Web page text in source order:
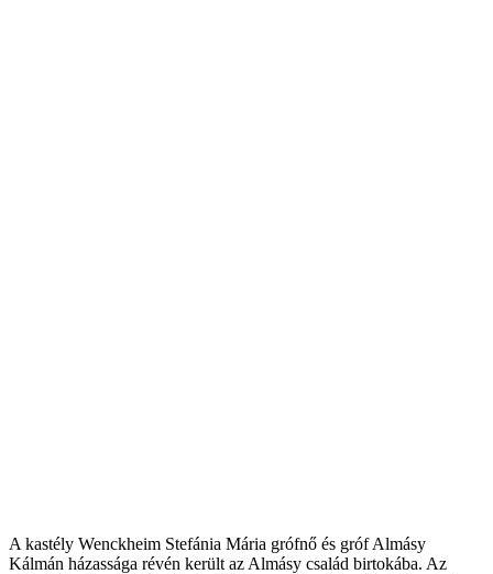
A kastély Wenckheim Stefánia Mária grófnő és gróf Almásy
Kálmán házassága révén került az Almásy család birtokába. Az